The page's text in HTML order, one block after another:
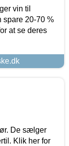
vin til
spare 20-70 %
at se deres
De sælger
Klik her for